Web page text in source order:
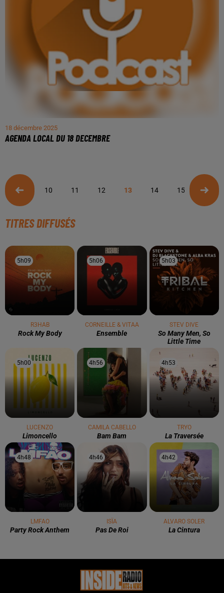
18 décembre 2025
AGENDA LOCAL DU 18 DECEMBRE
10 11 12 13 14 15 16
TITRES DIFFUSÉS
5h09
5h09
R3HAB
Rock My Body
5h06
5h06
CORNEILLE & VITAA
Ensemble
5h03
5h03
STEV DIVE
So Many Men, So
Little Time
5h00
5h00
LUCENZO
Limoncello
4h56
4h56
CAMILA CABELLO
Bam Bam
4h53
4h53
TRYO
La Traversée
4h48
4h48
LMFAO
Party Rock Anthem
4h46
4h46
ISÏA
Pas De Roi
4h42
4h42
ALVARO SOLER
La Cintura